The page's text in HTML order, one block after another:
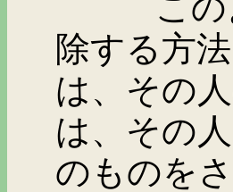
除する方
は、その
は、その
のものを